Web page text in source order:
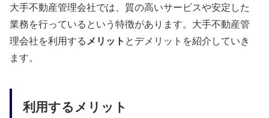
大手不動産管理会社では、質の高いサービスや安定した
業務を行っているという特徴があります。大手不動産管
理会社を利用する メリット とデメリットを紹介していき
ます。
利用するメリット